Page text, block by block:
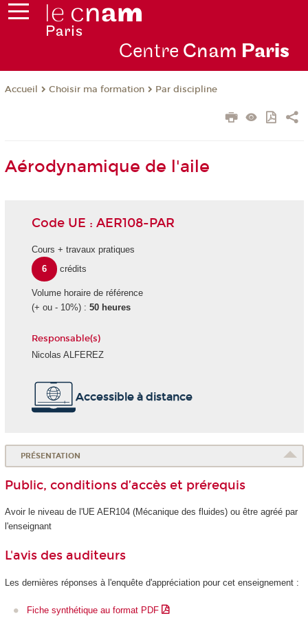
Centre Cnam Paris
Accueil Choisir ma formation Par discipline
Aérodynamique de l'aile
Code UE : AER108-PAR
Cours + travaux pratiques
6
crédits
Volume horaire de référence
(+ ou - 10%) : 50 heures
Responsable(s)
Nicolas ALFEREZ
Accessible à distance
PRÉSENTATION
Public, conditions d’accès et prérequis
Avoir le niveau de l'UE AER104 (Mécanique des fluides) ou être agréé par
l'enseignant
L'avis des auditeurs
Les dernières réponses à l'enquête d'appréciation pour cet enseignement :
Fiche synthétique au format PDF